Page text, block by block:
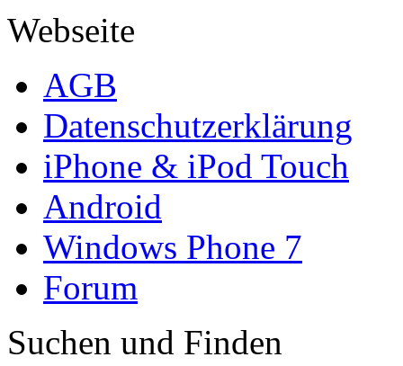
Webseite
AGB
Datenschutzerklärung
iPhone & iPod Touch
Android
Windows Phone 7
Forum
Suchen und Finden